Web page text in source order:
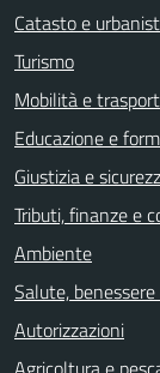
Catasto e
Turismo
Mobilità e
Educazione e
Giustizia e
Tributi, finanze e
Ambiente
Salute,
Autorizzazioni